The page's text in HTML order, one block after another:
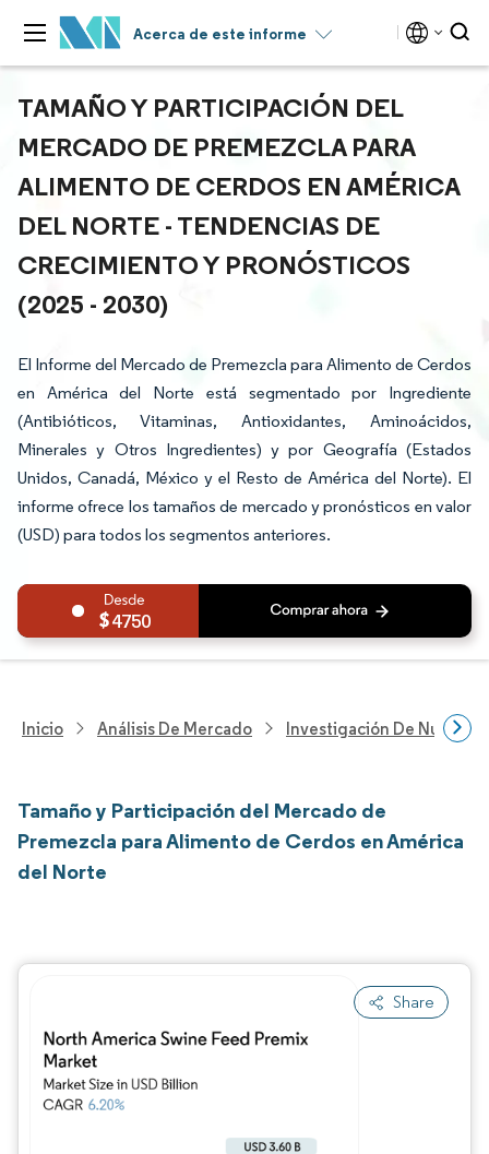
Acerca de este informe
TAMAÑO Y PARTICIPACIÓN DEL
MERCADO DE PREMEZCLA PARA
ALIMENTO DE CERDOS EN AMÉRICA
DEL NORTE - TENDENCIAS DE
CRECIMIENTO Y PRONÓSTICOS
(2025 - 2030)
El Informe del Mercado de Premezcla para Alimento de Cerdos
en América del Norte está segmentado por Ingrediente
(Antibióticos, Vitaminas, Antioxidantes, Aminoácidos,
Minerales y Otros Ingredientes) y por Geografía (Estados
Unidos, Canadá, México y el Resto de América del Norte). El
informe ofrece los tamaños de mercado y pronósticos en valor
(USD) para todos los segmentos anteriores.
4750
Inicio Análisis De Mercado Investigación De
Tamaño y Participación del Mercado de
Premezcla para Alimento de Cerdos en América
del Norte
Share